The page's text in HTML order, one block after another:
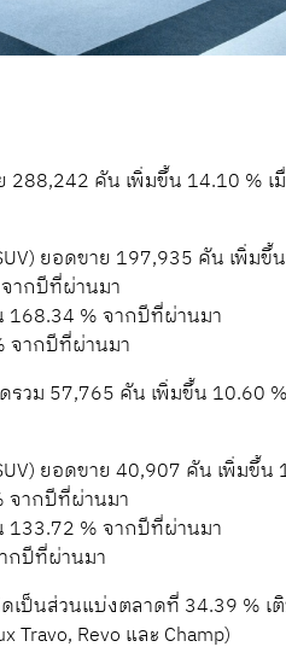
คัน เพิ่มขึ้น 14.10 % เมื่
ยอดขาย 197,935 คัน เพิ่ม
ากปีที่ผ่านมา
168.34 % จากปีที่ผ่านมา
จากปีที่ผ่านมา
ม 57,765 คัน เพิ่มขึ้น 10.60
ยอดขาย 40,907 คัน เพิ่มขึ้
จากปีที่ผ่านมา
133.72 % จากปีที่ผ่านมา
กปีที่ผ่านมา
ป็นส่วนแบ่งตลาดที่ 34.39 % เ
Revo และ Champ)